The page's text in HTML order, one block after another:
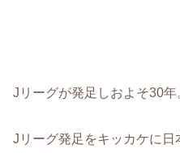
Jリーグが発足しおよそ30年
Jリーグ発足をキッカケに